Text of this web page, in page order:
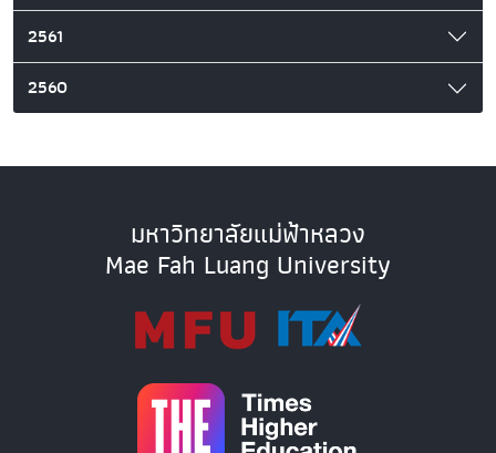
2561
2560
มหาวิทยาลัยแม่ฟ้าหลวง
Mae Fah Luang University